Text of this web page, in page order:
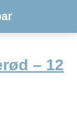
– 12